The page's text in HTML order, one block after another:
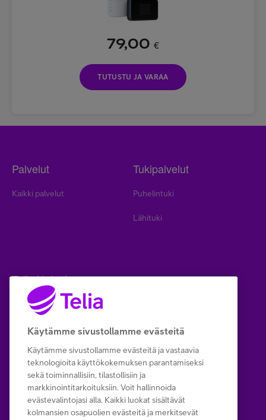
79,00 €
TUTUSTU JA VARAA
Palvelut
Kaikki palvelut
Tukipalvelut
Puhelintuki
Lähituki
Telia Helppi
Helppi
Yhteystiedot
Neuvot & Niksit
Copyright Telia Company
Käytämme sivustollamme evästeitä
Käytämme sivustollamme evästeitä ja vastaavia
teknologioita käyttökokemuksen parantamiseksi
sekä toiminnallisiin, tilastollisiin ja
markkinointitarkoituksiin. Voit hallinnoida
evästevalintojasi alla. Kaikki luokat sisältävät
kolmansien osapuolien evästeitä ja merkitsevät